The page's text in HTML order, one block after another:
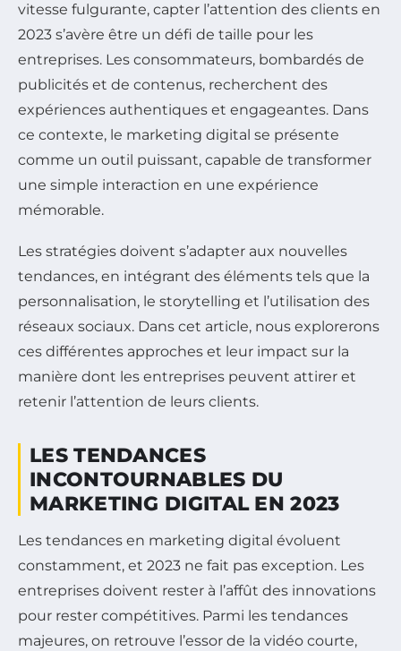
vitesse fulgurante, capter l’attention des clients en
2023 s’avère être un défi de taille pour les
entreprises. Les consommateurs, bombardés de
publicités et de contenus, recherchent des
expériences authentiques et engageantes. Dans
ce contexte, le marketing digital se présente
comme un outil puissant, capable de transformer
une simple interaction en une expérience
mémorable.
Les stratégies doivent s’adapter aux nouvelles
tendances, en intégrant des éléments tels que la
personnalisation, le storytelling et l’utilisation des
réseaux sociaux. Dans cet article, nous explorerons
ces différentes approches et leur impact sur la
manière dont les entreprises peuvent attirer et
retenir l’attention de leurs clients.
LES TENDANCES
INCONTOURNABLES DU
MARKETING DIGITAL EN 2023
Les tendances en marketing digital évoluent
constamment, et 2023 ne fait pas exception. Les
entreprises doivent rester à l’affût des innovations
pour rester compétitives. Parmi les tendances
majeures, on retrouve l’essor de la vidéo courte,